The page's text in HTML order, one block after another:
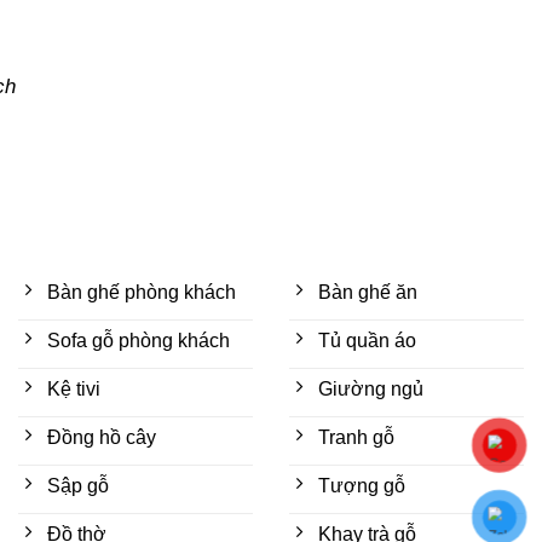
Bàn ghế phòng khách
Sofa gỗ phòng khách
Kệ tivi
Đồng hồ cây
Sập gỗ
Đồ thờ
Bàn ghế ăn
Tủ quần áo
Giường ngủ
Tranh gỗ
Tượng gỗ
Khay trà gỗ